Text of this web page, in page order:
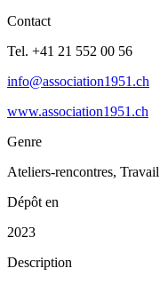
Contact
Tel. +41 21 552 00 56
info@association1951.ch
www.association1951.ch
Genre
Ateliers-rencontres, Travail
Dépôt en
2023
Description